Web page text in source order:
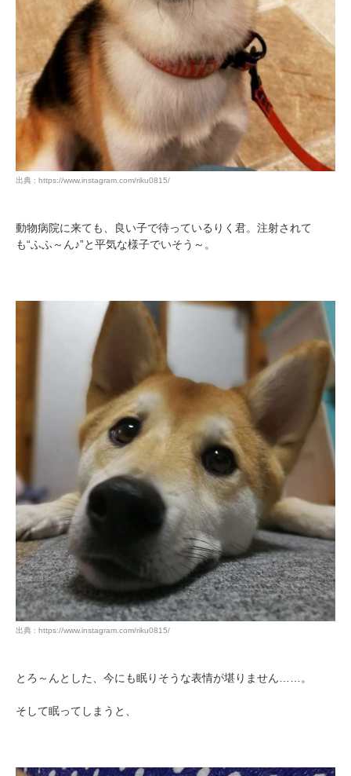
出典 : https://www.instagram.com/riku0815/
動物病院に来ても、良い子で待っているりく君。注射されて
も“ふふ～ん♪”と平気な様子でいそう～。
出典 : https://www.instagram.com/riku0815/
とろ～んとした、今にも眠りそうな表情が堪りません……。
そして眠ってしまうと、